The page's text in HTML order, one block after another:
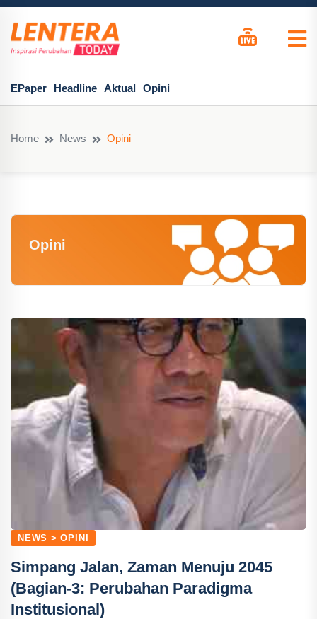
EPaper Headline Aktual Opini
Home News Opini
Opini
NEWS > OPINI
Simpang Jalan, Zaman Menuju 2045
(Bagian-3: Perubahan Paradigma
Institusional)